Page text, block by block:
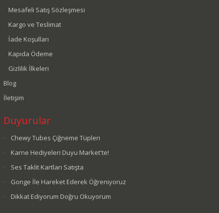
Mesafeli Satış Sözleşmesi
Kargo ve Teslimat
İade Koşulları
Kapıda Ödeme
Gizlilik İlkeleri
Blog
İletişim
Duyurular
Chewy Tubes Çiğneme Tüpleri
Karne Hediyeleri Duyu Market'te!
Ses Taklit Kartları Satışta
Gonge İle Hareket Ederek Öğreniyoruz
Dikkat Ediyorum Doğru Okuyorum